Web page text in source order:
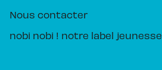
Nous contacter
nobi nobi ! notre label jeunesse